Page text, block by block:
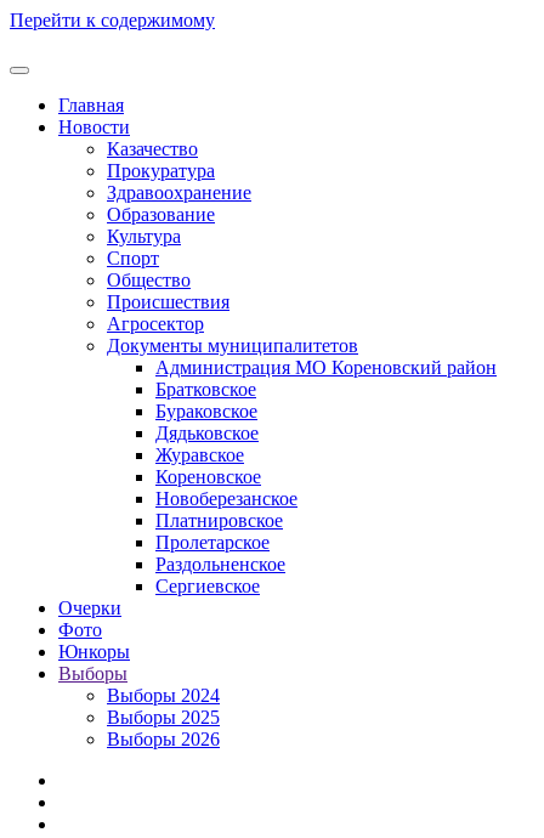
Перейти к содержимому
Главная
Новости
Казачество
Прокуратура
Здравоохранение
Образование
Культура
Спорт
Общество
Происшествия
Агросектор
Документы муниципалитетов
Администрация МО Кореновский район
Братковское
Бураковское
Дядьковское
Журавское
Кореновское
Новоберезанское
Платнировское
Пролетарское
Раздольненское
Сергиевское
Очерки
Фото
Юнкоры
Выборы
Выборы 2024
Выборы 2025
Выборы 2026